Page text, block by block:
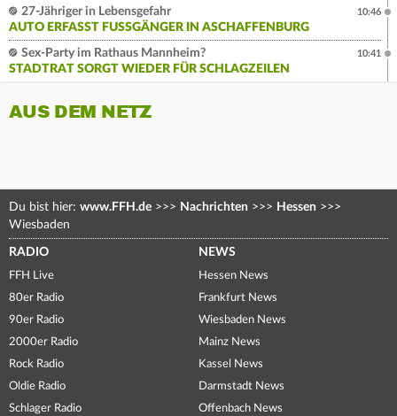
27-Jähriger in Lebensgefahr
AUTO ERFASST FUSSGÄNGER IN ASCHAFFENBURG
10:46
Sex-Party im Rathaus Mannheim?
STADTRAT SORGT WIEDER FÜR SCHLAGZEILEN
10:41
AUS DEM NETZ
Du bist hier: www.FFH.de >>> Nachrichten >>> Hessen >>>
Wiesbaden
RADIO
FFH Live
80er Radio
90er Radio
2000er Radio
Rock Radio
Oldie Radio
Schlager Radio
NEWS
Hessen News
Frankfurt News
Wiesbaden News
Mainz News
Kassel News
Darmstadt News
Offenbach News